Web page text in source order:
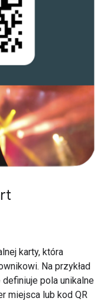
karty, która
Na przykład
pola unikalne
miejsca lub kod QR